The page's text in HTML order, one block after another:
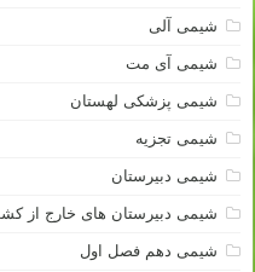
شیمی آلی
شیمی آی مت
شیمی پزشکی لهستان
شیمی تجزیه
شیمی دبیرستان
شیمی دبیرستان های خارج از
شیمی دهم فصل اول